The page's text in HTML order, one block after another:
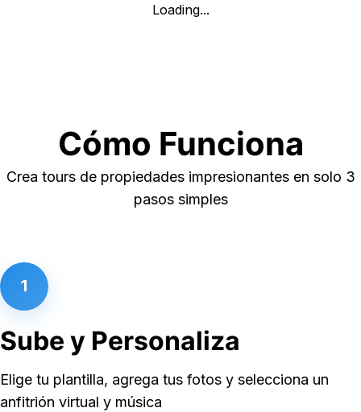
Loading...
Cómo Funciona
Crea tours de propiedades impresionantes en solo 3
pasos simples
1
Sube y Personaliza
Elige tu plantilla, agrega tus fotos y selecciona un
anfitrión virtual y música